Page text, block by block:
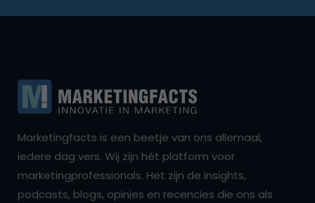
Marketingfacts is een beetje van ons allemaal,
iedere dag vers. Wij zijn hét platform voor
marketingprofessionals. Het zijn de insights,
podcasts, blogs, opinies en recencies die ons als